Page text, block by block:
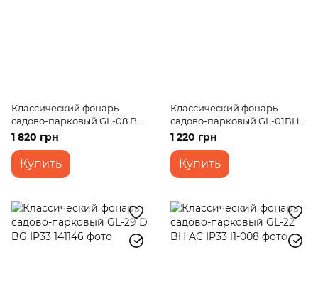
Классический фонарь
садово-парковый GL-08 BW
ІР44 IP33
1 820 грн
Купить
Классический фонарь
садово-парковый GL-01ВН
AC IP33
1 220 грн
Купить